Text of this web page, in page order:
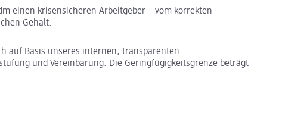
einen krisensicheren Arbeitgeber – vom korrekten
Gehalt.
auf Basis unseres internen, transparenten
und Vereinbarung. Die Geringfügigkeitsgrenze beträgt